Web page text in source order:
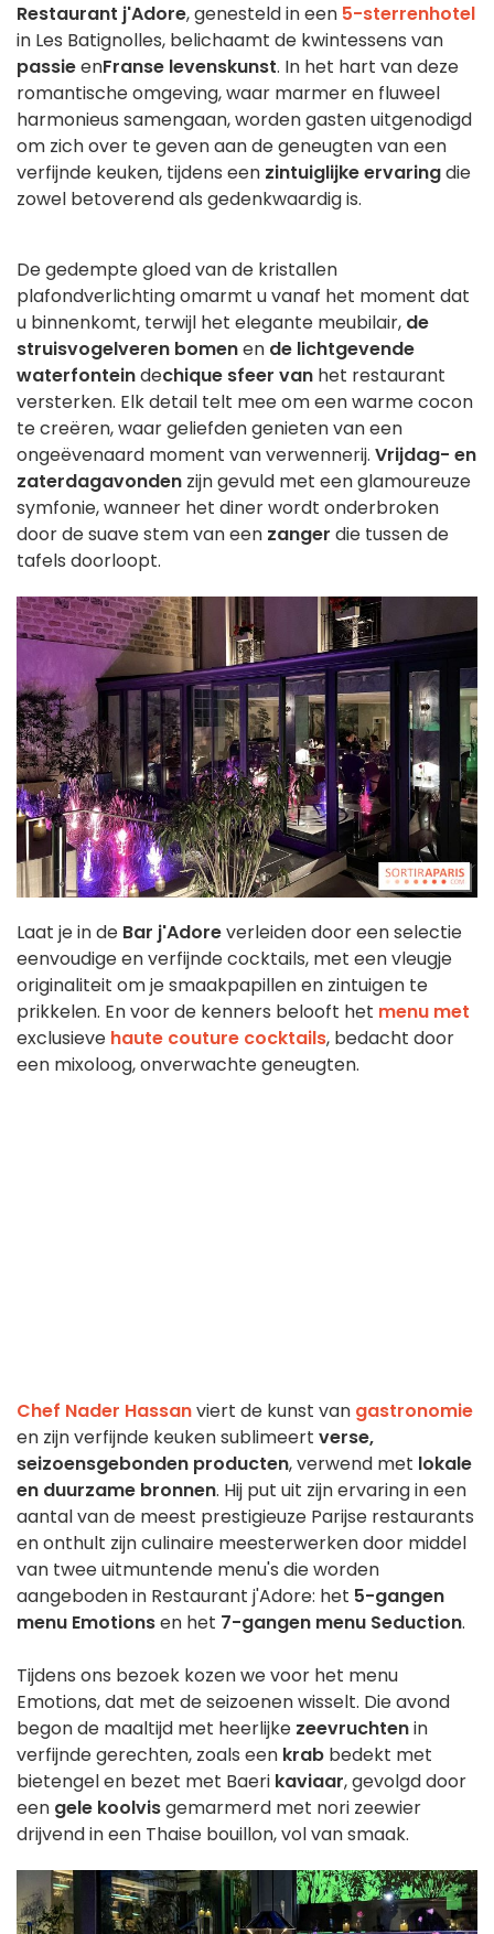
Restaurant j'Adore, genesteld in een 5-sterrenhotel
in Les Batignolles, belichaamt de kwintessens van
passieenFranse levenskunst. In het hart van deze
romantische omgeving, waar marmer en fluweel
harmonieus samengaan, worden gasten uitgenodigd
om zich over te geven aan de geneugten van een
verfijnde keuken, tijdens een zintuiglijke ervaringdie
zowel betoverend als gedenkwaardig is.
De gedempte gloed van de kristallen
plafondverlichting omarmt u vanaf het moment dat
u binnenkomt, terwijl het elegante meubilair, de
struisvogelveren bomenen de lichtgevende
waterfonteindechique sfeer van het restaurant
versterken. Elk detail telt mee om een warme cocon
te creëren, waar geliefden genieten van een
ongeëvenaard moment van verwennerij. Vrijdag- en
zaterdagavonden zijn gevuld met een glamoureuze
symfonie, wanneer het diner wordt onderbroken
door de suave stem van een zanger die tussen de
tafels doorloopt.
Laat je in de Bar j'Adoreverleiden door een selectie
eenvoudige en verfijnde cocktails, met een vleugje
originaliteit om je smaakpapillen en zintuigen te
prikkelen. En voor de kenners belooft het menu met
exclusieve haute couture cocktails, bedacht door
een mixoloog, onverwachte geneugten.
Chef Nader Hassanviert de kunst van gastronomie
en zijn verfijnde keuken sublimeert verse,
seizoensgebonden producten, verwend met lokale
en duurzame bronnen. Hij put uit zijn ervaring in een
aantal van de meest prestigieuze Parijse restaurants
en onthult zijn culinaire meesterwerken door middel
van twee uitmuntende menu's die worden
aangeboden in Restaurant j'Adore: het 5-gangen
menu Emotionsen het 7-gangen menu Seduction.
Tijdens ons bezoek kozen we voor het menu
Emotions, dat met de seizoenen wisselt. Die avond
begon de maaltijd met heerlijke zeevruchtenin
verfijnde gerechten, zoals een krab bedekt met
bietengel en bezet met Baeri kaviaar, gevolgd door
een gele koolvisgemarmerd met nori zeewier
drijvend in een Thaise bouillon, vol van smaak.